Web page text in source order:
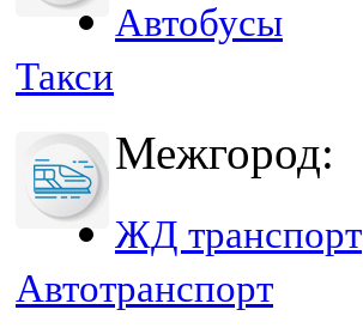
Автобусы
Такси
Межгород:
ЖД транспорт
Автотранспорт